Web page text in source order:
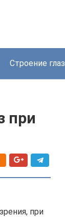
Строение глаз
при
при